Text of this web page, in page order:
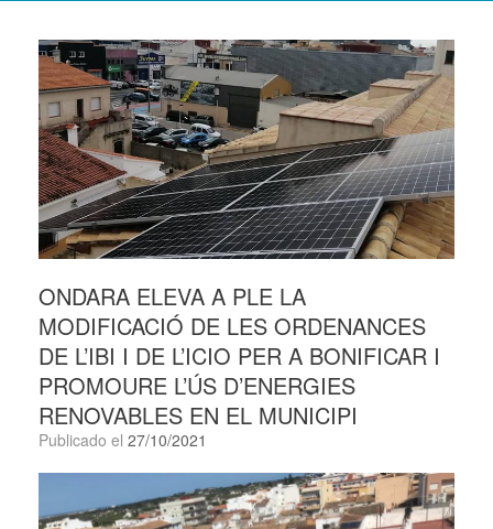
ONDARA ELEVA A PLE LA
MODIFICACIÓ DE LES ORDENANCES
DE L’IBI I DE L’ICIO PER A BONIFICAR I
PROMOURE L’ÚS D’ENERGIES
RENOVABLES EN EL MUNICIPI
Publicado el 27/10/2021